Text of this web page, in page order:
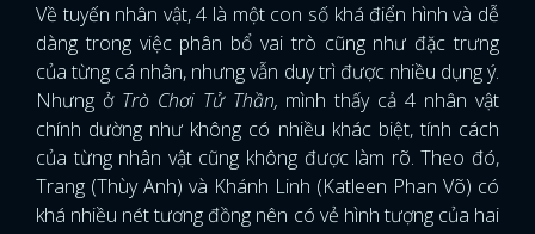
Về tuyến nhân vật, 4 là một con số khá điển hình và dễ
dàng trong việc phân bổ vai trò cũng như đặc trưng
của từng cá nhân, nhưng vẫn duy trì được nhiều dụng ý.
Nhưng ở Trò Chơi Tử Thần, mình thấy cả 4 nhân vật
chính dường như không có nhiều khác biệt, tính cách
của từng nhân vật cũng không được làm rõ. Theo đó,
Trang (Thùy Anh) và Khánh Linh (Katleen Phan Võ) có
khá nhiều nét tương đồng nên có vẻ hình tượng của hai